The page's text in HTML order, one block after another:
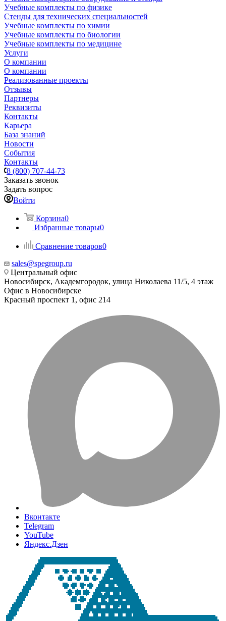
Учебные комплекты по физике
Стенды для технических специальностей
Учебные комплекты по химии
Учебные комплекты по биологии
Учебные комплекты по медицине
Услуги
О компании
О компании
Реализованные проекты
Отзывы
Партнеры
Реквизиты
Контакты
Карьера
База знаний
Новости
События
Контакты
8 (800) 707-44-73
Заказать звонок
Задать вопрос
Войти
Корзина0
Избранные товары0
Сравнение товаров0
sales@spegroup.ru
Центральный офис
Новосибирск, Академгородок, улица Николаева 11/5, 4 этаж
Офис в Новосибирске
Красный проспект 1, офис 214
Вконтакте
Telegram
YouTube
Яндекс.Дзен